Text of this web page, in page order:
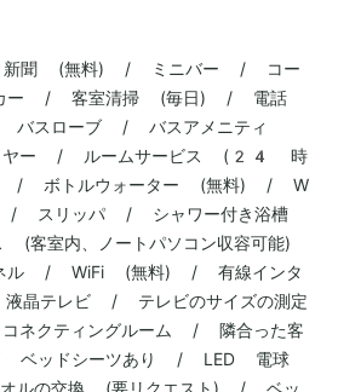
聞 (無料) / ミニバー / コー
ー / 客室清掃 (毎日) / 電話
スローブ / バスアメニティ
ヤー / ルームサービス (24 時
/ ボトルウォーター (無料) / W
スリッパ / シャワー付き浴槽
客室内、ノートパソコン収容可能)
ル / WiFi (無料) / 有線インタ
テレビ / テレビのサイズの測定
クティングルーム / 隣合った客
ッドシーツあり / LED 電球
の交換 (要リクエスト) / ベッ